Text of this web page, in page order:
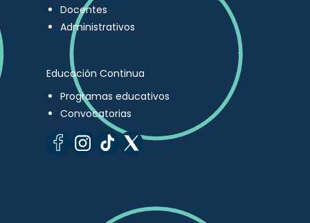
Docentes
Administrativos
Educación Continua
Programas educativos
Convocatorias